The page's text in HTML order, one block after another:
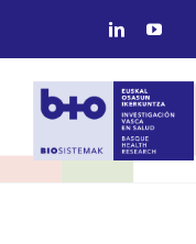
INICIO